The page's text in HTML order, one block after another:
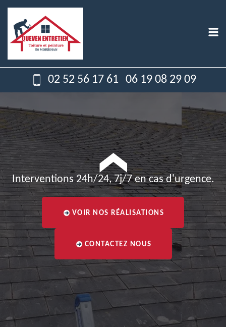
02 52 56 17 61 06 19 08 29 09
Interventions 24h/24, 7j/7 en cas d'urgence.
VOIR NOS RÉALISATIONS
CONTACTEZ NOUS